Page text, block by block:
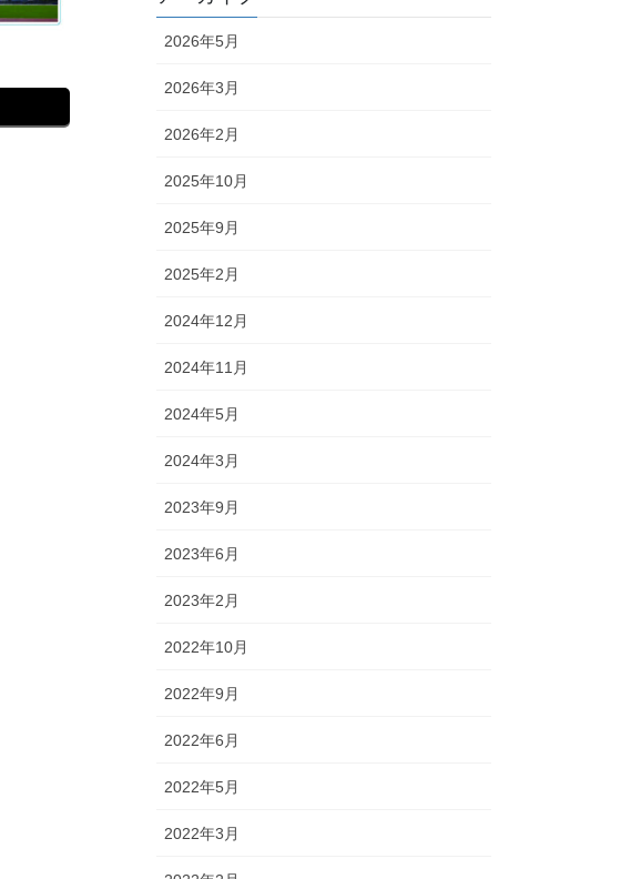
2026年5月
2026年3月
2026年2月
2025年10月
2025年9月
2025年2月
2024年12月
2024年11月
2024年5月
2024年3月
2023年9月
2023年6月
2023年2月
2022年10月
2022年9月
2022年6月
2022年5月
2022年3月